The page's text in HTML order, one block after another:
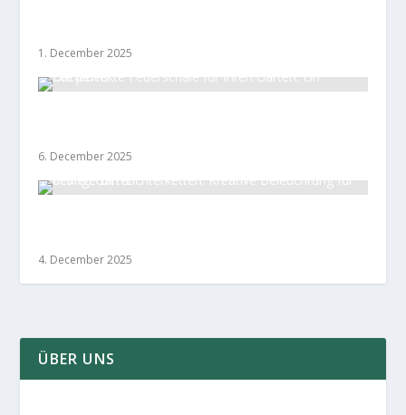
1. December 2025
6. December 2025
4. December 2025
ÜBER UNS